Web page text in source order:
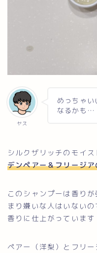
ヤス
めっちゃい
なるかも…
シルクザリッチのモイ
デンペアー＆フリージ
このシャンプーは香り
まり嫌いな人はいない
香りに仕上がっています
ペアー（洋梨）とフリ